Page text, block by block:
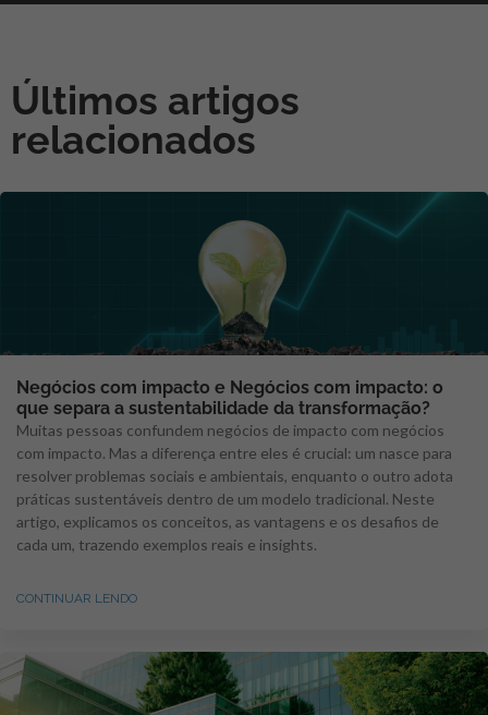
Últimos artigos
relacionados
Negócios com impacto e Negócios com impacto: o
que separa a sustentabilidade da transformação?
Muitas pessoas confundem negócios de impacto com negócios
com impacto. Mas a diferença entre eles é crucial: um nasce para
resolver problemas sociais e ambientais, enquanto o outro adota
práticas sustentáveis dentro de um modelo tradicional. Neste
artigo, explicamos os conceitos, as vantagens e os desafios de
cada um, trazendo exemplos reais e insights.
CONTINUAR LENDO